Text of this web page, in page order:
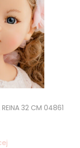
REINA 32 CM 04861